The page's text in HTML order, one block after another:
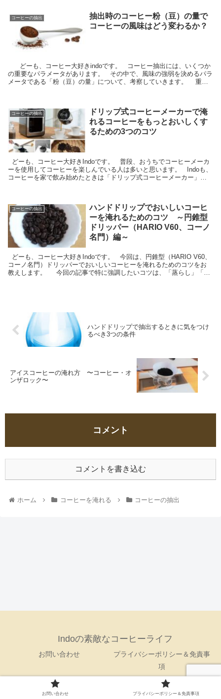
コーヒーの抽出
抽出時のコーヒー粉（豆）の量で
コーヒーの風味はどう変わるか？
の重要なパラメータがあります。 その中で、風味の強弱を決めるパラ
メータである「粉（豆）の量」について、考察していきます。 重要
コーヒーの抽出
ドリップ式コーヒーメーカーで淹
れるコーヒーをもっとおいしくす
るための3つのコツ
どーも、コーヒー大好きIndoです。 普段、おうちでコーヒーメーカ
ーを使用してコーヒーを楽しんでいる人は多いと思います。 Indoも、
コーヒーを家で飲み始めたときは「ドリップ式コーヒーメーカー」か
コーヒーの抽出
ハンドドリップでおいしいコーヒ
ーを淹れるためのコツ ～円錐型
ドリッパー（HARIO V60、コーノ
名門）編～
どーも、コーヒー大好きIndoです。 今回は、円錐型（HARIO V60、
コーノ名門）ドリッパーでおいしいコーヒーを淹れるためのコツをお
教えします。 今回の記事で特に強調したいコツは、「蒸らし」「お
ハンドドリップで抽出するときに気をつけ
るべき3つの条件
アイスコーヒーの淹れ方 〜コーヒー・オ
ンザロック〜
コメント
コメントを書き込む
ホーム コーヒーを淹れる コーヒーの抽出
Indoの素敵なコーヒーライフ
お問い合わせ
プライバシーポリシー＆免責事
項
© 2019 Indoの素敵なコーヒーライフ.
お問い合わせ プライバシーポリシー＆免責事項